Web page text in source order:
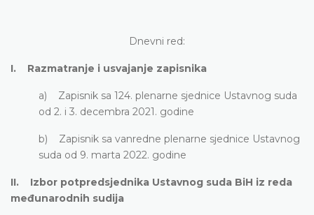
Dnevni red:
I. Razmatranje i usvajanje zapisnika
a) Zapisnik sa 124. plenarne sjednice Ustavnog suda
od 2. i 3. decembra 2021. godine
b) Zapisnik sa vanredne plenarne sjednice Ustavnog
suda od 9. marta 2022. godine
II. Izbor potpredsjednika Ustavnog suda BiH iz reda
međunarodnih sudija